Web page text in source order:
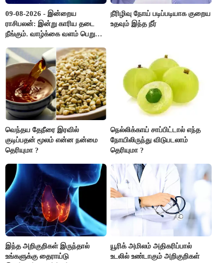
09-08-2026 - இன்றைய
ராசிபலன்: இன்று காரிய தடை
நீங்கும். வாழ்க்கை வளம் பெறும்.
எடைபோடுவது நல்லது..!
நீரிழிவு நோய் படிப்படியாக குறைய
உதவும் இந்த நீர்
வெந்தய தேநீரை இரவில்
குடிப்பதன் மூலம் என்ன நன்மை
தெரியுமா ?
நெல்லிக்காய் சாப்பிட்டால் எந்த
நோயிலிருந்து விடுபடலாம்
தெரியுமா ?
இந்த அறிகுறிகள் இருந்தால்
உங்களுக்கு தைராய்டு
யூரிக் அமிலம் அதிகரிப்பால்
உடலில் உண்டாகும் அறிகுறிகள்